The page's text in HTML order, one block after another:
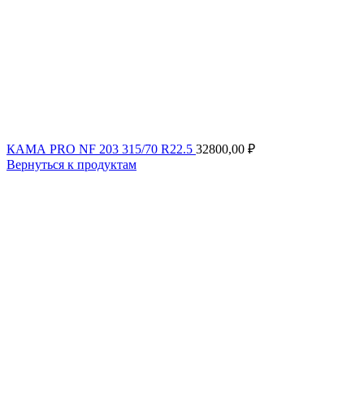
КАМА PRO NF 203 315/70 R22.5 32800,00 ₽
Вернуться к продуктам